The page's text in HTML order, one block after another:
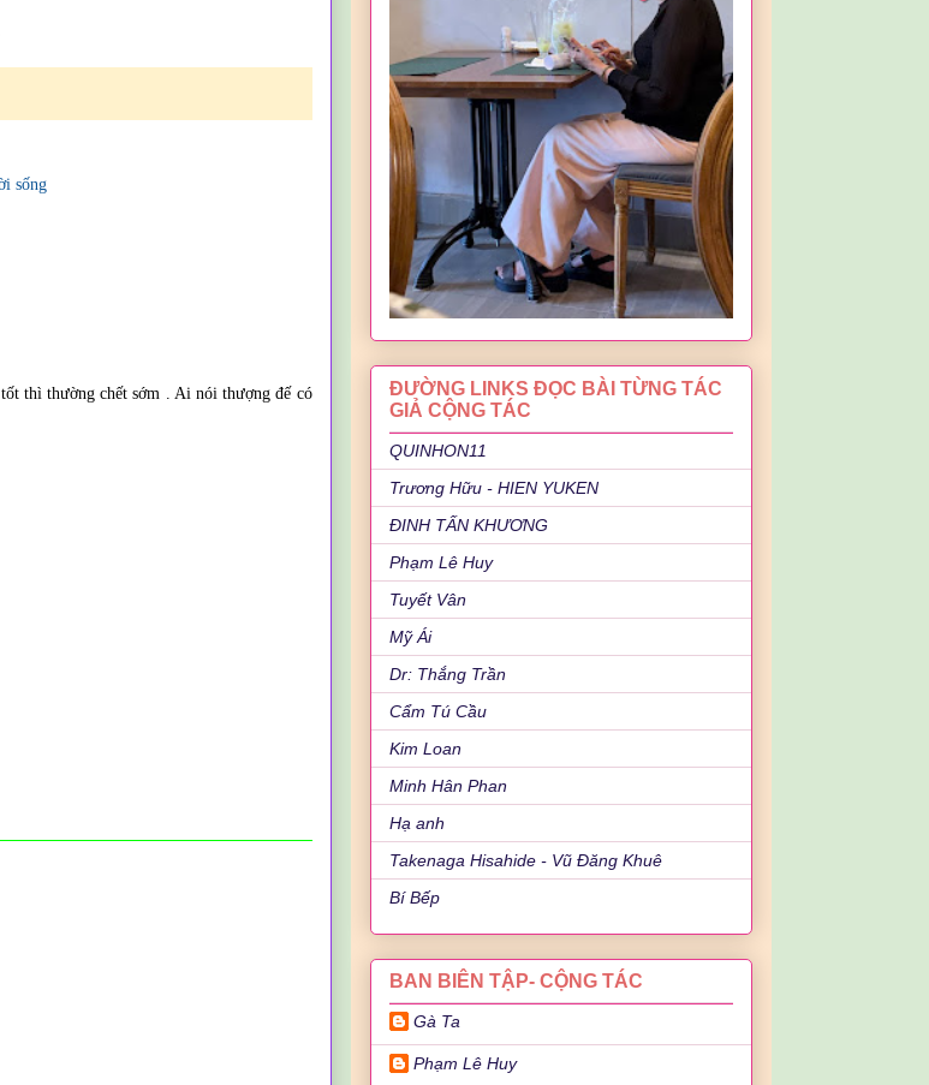
sống
thì thường chết sớm . Ai nói thượng đế có
ĐƯỜNG LINKS ĐỌC BÀI TỪNG TÁC
GIẢ CỘNG TÁC
QUINHON11
Trương Hữu - HIEN YUKEN
ĐINH TẤN KHƯƠNG
Phạm Lê Huy
Tuyết Vân
Mỹ Ái
Dr: Thắng Trần
Cẩm Tú Cầu
Kim Loan
Minh Hân Phan
Hạ anh
Takenaga Hisahide - Vũ Đăng Khuê
Bí Bếp
BAN BIÊN TẬP- CỘNG TÁC
Gà Ta
Phạm Lê Huy